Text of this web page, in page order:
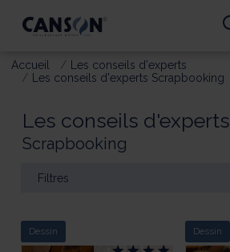
Accueil
Les conseils d'experts
Les conseils d'experts Scrapbooking
Les conseils d'experts
Scrapbooking
Filtres
Dessin Dessin